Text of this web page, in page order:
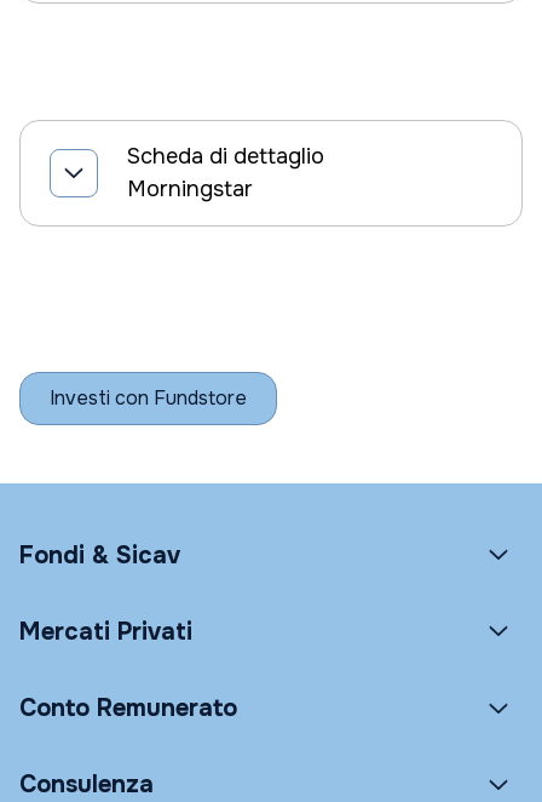
Scheda di dettaglio
Morningstar
Investi con Fundstore
Fondi & Sicav
Mercati Privati
Conto Remunerato
Consulenza